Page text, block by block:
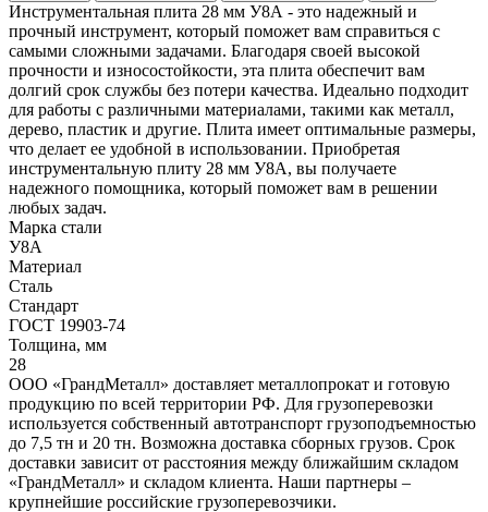
Инструментальная плита 28 мм У8А - это надежный и
прочный инструмент, который поможет вам справиться с
самыми сложными задачами. Благодаря своей высокой
прочности и износостойкости, эта плита обеспечит вам
долгий срок службы без потери качества. Идеально подходит
для работы с различными материалами, такими как металл,
дерево, пластик и другие. Плита имеет оптимальные размеры,
что делает ее удобной в использовании. Приобретая
инструментальную плиту 28 мм У8А, вы получаете
надежного помощника, который поможет вам в решении
любых задач.
Марка стали
У8А
Материал
Сталь
Стандарт
ГОСТ 19903-74
Толщина, мм
28
ООО «ГрандМеталл» доставляет металлопрокат и готовую
продукцию по всей территории РФ. Для грузоперевозки
используется собственный автотранспорт грузоподъемностью
до 7,5 тн и 20 тн. Возможна доставка сборных грузов. Срок
доставки зависит от расстояния между ближайшим складом
«ГрандМеталл» и складом клиента. Наши партнеры –
крупнейшие российские грузоперевозчики.